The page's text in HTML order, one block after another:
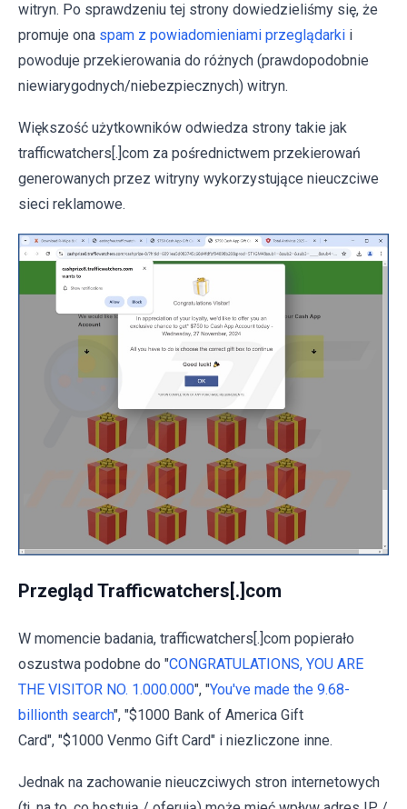
witryn. Po sprawdzeniu tej strony dowiedzieliśmy się, że
promuje ona spam z powiadomieniami przeglądarki i
powoduje przekierowania do różnych (prawdopodobnie
niewiarygodnych/niebezpiecznych) witryn.
Większość użytkowników odwiedza strony takie jak
trafficwatchers[.]com za pośrednictwem przekierowań
generowanych przez witryny wykorzystujące nieuczciwe
sieci reklamowe.
Przegląd Trafficwatchers[.]com
W momencie badania, trafficwatchers[.]com popierało
oszustwa podobne do "CONGRATULATIONS, YOU ARE
THE VISITOR NO. 1.000.000", "You've made the 9.68-
billionth search", "$1000 Bank of America Gift
Card", "$1000 Venmo Gift Card" i niezliczone inne.
Jednak na zachowanie nieuczciwych stron internetowych